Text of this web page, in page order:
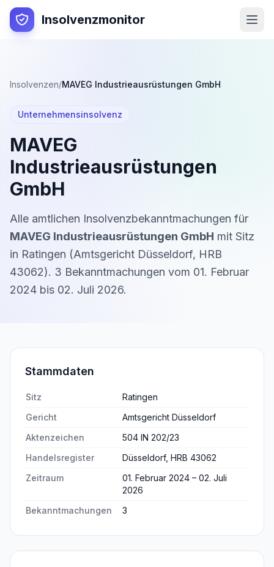
Insolvenzmonitor
Insolvenzen/MAVEG Industrieausrüstungen GmbH
Unternehmensinsolvenz
MAVEG
Industrieausrüstungen
GmbH
Alle amtlichen Insolvenzbekanntmachungen für
MAVEG Industrieausrüstungen GmbH mit Sitz
in Ratingen (Amtsgericht Düsseldorf, HRB
43062). 3 Bekanntmachungen vom 01. Februar
2024 bis 02. Juli 2026.
Stammdaten
Sitz
Ratingen
Gericht
Amtsgericht Düsseldorf
Aktenzeichen
504 IN 202/23
Handelsregister
Düsseldorf, HRB 43062
Zeitraum
01. Februar 2024 – 02. Juli
2026
Bekanntmachungen
3